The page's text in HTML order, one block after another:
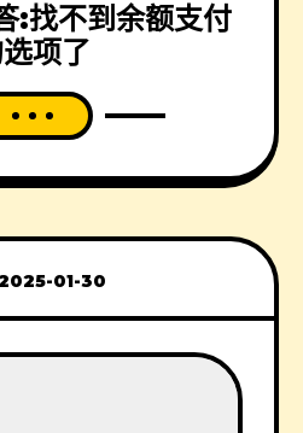
:找不到余额支付
项了
01-30